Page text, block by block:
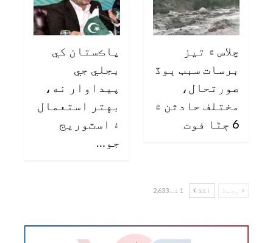
چلاس ۾ تيز
برسات سبب ٻوڏ
صورتحال،
مختلف حادثن ۾
6 ڄڻا فوت
پاڪستان کي
بجلي جي
پيداوار نه،
بهتر استعمال
۽ اسٽوريج
جو…
پچھلا اگلا 1 کے 2,633